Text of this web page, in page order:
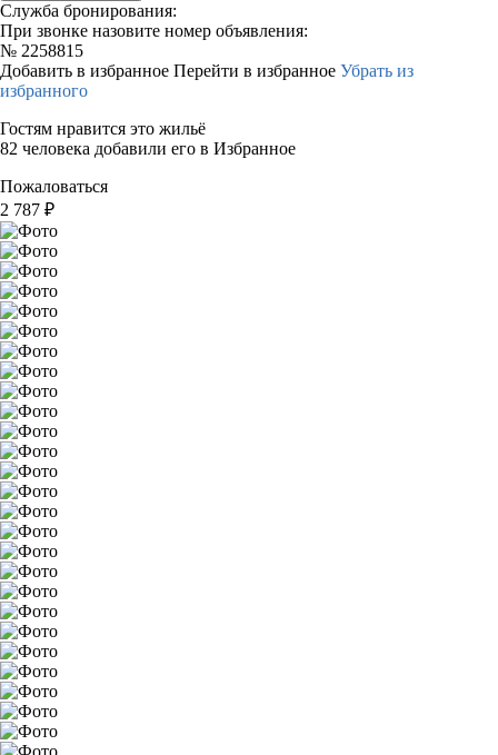
Служба бронирования:
При звонке назовите номер объявления:
№ 2258815
Добавить в избранное Перейти в избранное Убрать из
избранного
Гостям нравится это жильё
82 человека добавили его в Избранное
Пожаловаться
2 787 ₽